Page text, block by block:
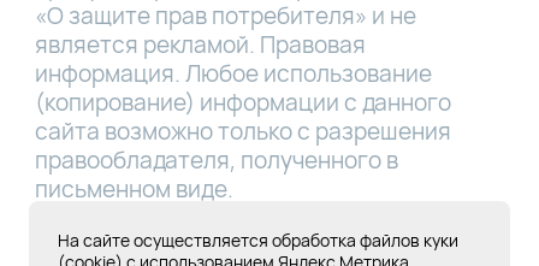
«О защите прав потребителя» и не
является рекламой. Правовая
информация. Любое использование
(копирование) информации с данного
сайта возможно только с разрешения
правообладателя, полученного в
письменном виде.
Лицензия Л041-01181-16/00331767 от
На сайте осуществляется обработка файлов куки